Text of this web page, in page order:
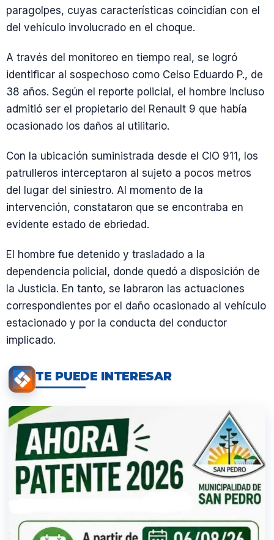
paragolpes, cuyas características coincidían con el
del vehículo involucrado en el choque.
A través del monitoreo en tiempo real, se logró
identificar al sospechoso como Celso Eduardo P., de
38 años. Según el reporte policial, el hombre incluso
admitió ser el propietario del Renault 9 que había
ocasionado los daños al utilitario.
Con la ubicación suministrada desde el CIO 911, los
patrulleros interceptaron al sujeto a pocos metros
del lugar del siniestro. Al momento de la
intervención, constataron que se encontraba en
evidente estado de ebriedad.
El hombre fue detenido y trasladado a la
dependencia policial, donde quedó a disposición de
la Justicia. En tanto, se labraron las actuaciones
correspondientes por el daño ocasionado al vehículo
estacionado y por la conducta del conductor
implicado.
TE PUEDE INTERESAR